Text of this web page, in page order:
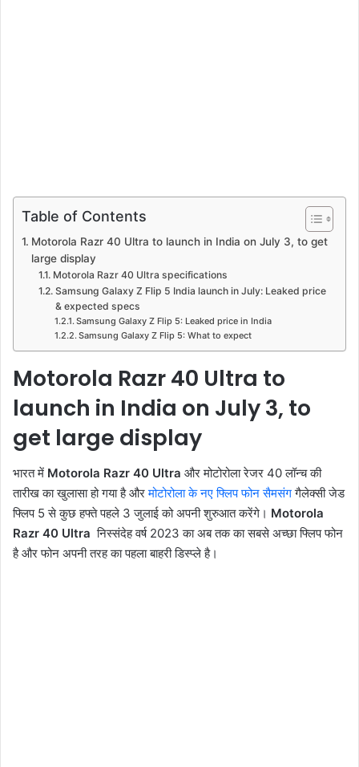
Table of Contents
Motorola Razr 40 Ultra to launch in India on July 3, to get
large display
Motorola Razr 40 Ultra specifications
Samsung Galaxy Z Flip 5 India launch in July: Leaked price
& expected specs
Samsung Galaxy Z Flip 5: Leaked price in India
Samsung Galaxy Z Flip 5: What to expect
Motorola Razr 40 Ultra to
launch in India on July 3, to
get large display
भारत में Motorola Razr 40 Ultra और मोटोरोला रेजर 40 लॉन्च की
तारीख का खुलासा हो गया है औरमोटोरोला के नए फ्लिप फोन सैमसंगगैलेक्सी जेड
फ्लिप 5 से कुछ हफ्ते पहले 3 जुलाई को अपनी शुरुआत करेंगे। Motorola
Razr 40 Ultra निस्संदेह वर्ष 2023 का अब तक का सबसे अच्छा फ्लिप फोन
है और फोन अपनी तरह का पहला बाहरी डिस्प्ले है।